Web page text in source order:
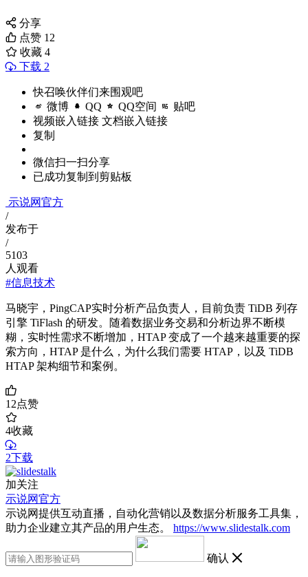
分享
点赞 12
收藏 4
下载 2
快召唤伙伴们来围观吧
微博 QQ QQ空间 贴吧
视频嵌入链接 文档嵌入链接
复制
微信扫一扫分享
已成功复制到剪贴板
示说网官方
/
发布于
/
5103
人观看
#信息技术
马晓宇，PingCAP实时分析产品负责人，目前负责 TiDB 列存
引擎 TiFlash 的研发。随着数据业务交易和分析边界不断模
糊，实时性需求不断增加，HTAP 变成了一个越来越重要的探
索方向，HTAP 是什么，为什么我们需要 HTAP，以及 TiDB
HTAP 架构细节和案例。
12点赞
4收藏
2下载
加关注
示说网官方
示说网提供互动直播，自动化营销以及数据分析服务工具集，
助力企业建立其产品的用户生态。
https://www.slidestalk.com
确认